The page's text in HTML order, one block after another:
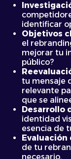
identificar
Objetivos
el
mejorar tu
público?
tu mensaje
relevante
que se
Desarrollo
identidad
esencia de
Evaluación
de tu
necesario.